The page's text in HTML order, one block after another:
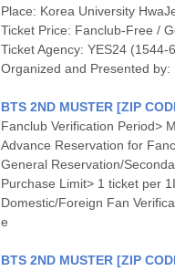
Place: Korea University
Ticket Price: Fanclub-Free /
Ticket Agency: YES24 (1544-
Organized and Presented
BTS 2ND MUSTER [ZIP
Fanclub Verification Period>
Advance Reservation for
General Reservation/
Purchase Limit> 1 ticket per
Domestic/Foreign Fan
e
BTS 2ND MUSTER [ZIP